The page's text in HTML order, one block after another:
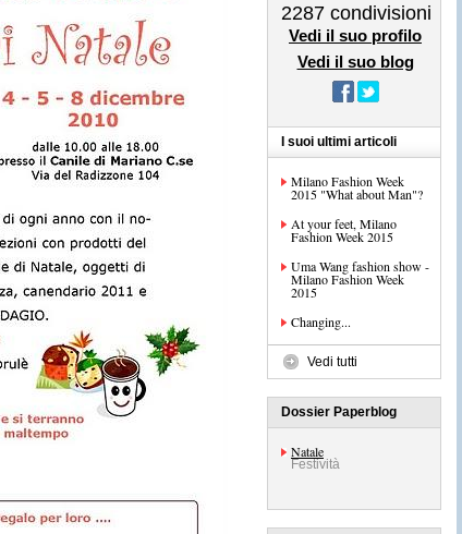
2287 condivisioni
Vedi il suo profilo
Vedi il suo blog
I suoi ultimi articoli
Milano Fashion Week
2015 "What about Man"?
At your feet, Milano
Fashion Week 2015
Uma Wang fashion show -
Milano Fashion Week
2015
Changing...
Vedi tutti
Dossier Paperblog
Natale
Festività